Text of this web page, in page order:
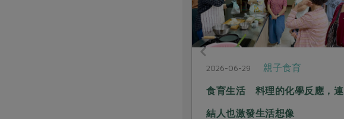
2026-06-29 親子食育
食育生活 料理的化學反應，連
結人也激發生活想像